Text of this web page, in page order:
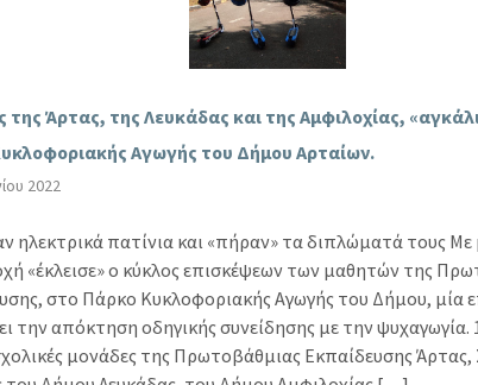
της Άρτας, της Λευκάδας και της Αμφιλοχίας,
Αγωγής του Δήμου Αρταίων.
2022
ηλεκτρικά πατίνια και «πήραν» τα διπλώματά τους Με
«έκλεισε» ο κύκλος επισκέψεων των μαθητών της
στο Πάρκο Κυκλοφοριακής Αγωγής του Δήμου, μία
την απόκτηση οδηγικής συνείδησης με την ψυχαγωγία.
μονάδες της Πρωτοβάθμιας Εκπαίδευσης Άρτας,